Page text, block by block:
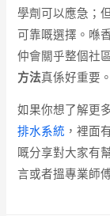
學劑可以應急；
可靠嘅選擇。喺
仲會關乎整個社
方法真係好重要。
如果你想了解更
排水系統 ，裡面
嘅分享對大家有
言或者搵專業師